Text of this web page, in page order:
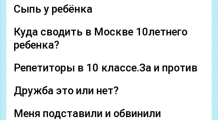
Сыпь у ребёнка
Куда сводить в Москве 10летнего
ребенка?
Репетиторы в 10 классе.За и против
Дружба это или нет?
Меня подставили и обвинили